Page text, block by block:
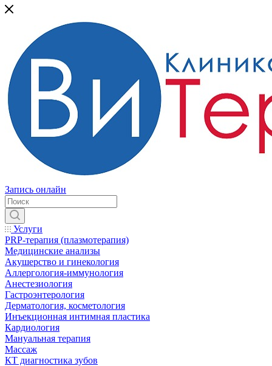
Запись онлайн
Услуги
PRP-терапия (плазмотерапия)
Медицинские анализы
Акушерство и гинекология
Аллергология-иммунология
Анестезиология
Гастроэнтерология
Дерматология, косметология
Инъекционная интимная пластика
Кардиология
Мануальная терапия
Массаж
КТ диагностика зубов